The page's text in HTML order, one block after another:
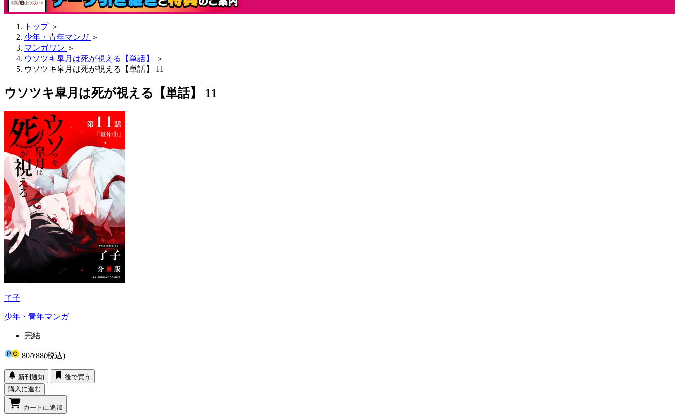
トップ ＞
少年・青年マンガ ＞
マンガワン ＞
ウソツキ皐月は死が視える【単話】
＞
ウソツキ皐月は死が視える【単話】 11
ウソツキ皐月は死が視える【単話】 11
了子
少年・青年マンガ
完結
80/¥88(税込)
新刊通知
後で買う
購入に進む
カートに追加